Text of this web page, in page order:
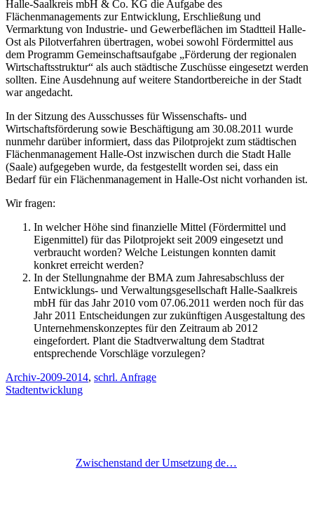
Halle-Saalkreis mbH & Co. KG die Aufgabe des
Flächenmanagements zur Entwicklung, Erschließung und
Vermarktung von Industrie- und Gewerbeflächen im Stadtteil Halle-
Ost als Pilotverfahren übertragen, wobei sowohl Fördermittel aus
dem Programm Gemeinschaftsaufgabe „Förderung der regionalen
Wirtschaftsstruktur“ als auch städtische Zuschüsse eingesetzt werden
sollten. Eine Ausdehnung auf weitere Standortbereiche in der Stadt
war angedacht.
In der Sitzung des Ausschusses für Wissenschafts- und
Wirtschaftsförderung sowie Beschäftigung am 30.08.2011 wurde
nunmehr darüber informiert, dass das Pilotprojekt zum städtischen
Flächenmanagement Halle-Ost inzwischen durch die Stadt Halle
(Saale) aufgegeben wurde, da festgestellt worden sei, dass ein
Bedarf für ein Flächenmanagement in Halle-Ost nicht vorhanden ist.
Wir fragen:
In welcher Höhe sind finanzielle Mittel (Fördermittel und
Eigenmittel) für das Pilotprojekt seit 2009 eingesetzt und
verbraucht worden? Welche Leistungen konnten damit
konkret erreicht werden?
In der Stellungnahme der BMA zum Jahresabschluss der
Entwicklungs- und Verwaltungsgesellschaft Halle-Saalkreis
mbH für das Jahr 2010 vom 07.06.2011 werden noch für das
Jahr 2011 Entscheidungen zur zukünftigen Ausgestaltung des
Unternehmenskonzeptes für den Zeitraum ab 2012
eingefordert. Plant die Stadtverwaltung dem Stadtrat
entsprechende Vorschläge vorzulegen?
Archiv-2009-2014, schrl. Anfrage
Stadtentwicklung
Zwischenstand der Umsetzung de…